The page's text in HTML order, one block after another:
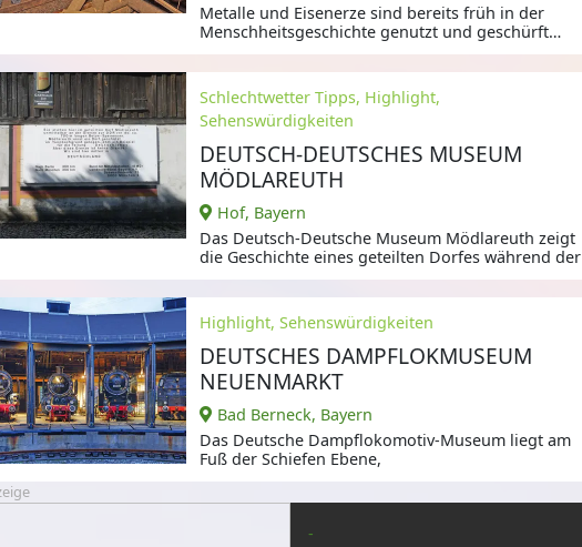
Metalle und Eisenerze sind bereits früh in der
Menschheitsgeschichte genutzt und geschürft
Schlechtwetter Tipps, Highlight,
Sehenswürdigkeiten
DEUTSCH-DEUTSCHES MUSEUM
MÖDLAREUTH
Hof, Bayern
Das Deutsch-Deutsche Museum Mödlareuth zeigt
die Geschichte eines geteilten Dorfes während der
Highlight, Sehenswürdigkeiten
DEUTSCHES DAMPFLOKMUSEUM
NEUENMARKT
Bad Berneck, Bayern
Das Deutsche Dampflokomotiv-Museum liegt am
Fuß der Schiefen Ebene,
-